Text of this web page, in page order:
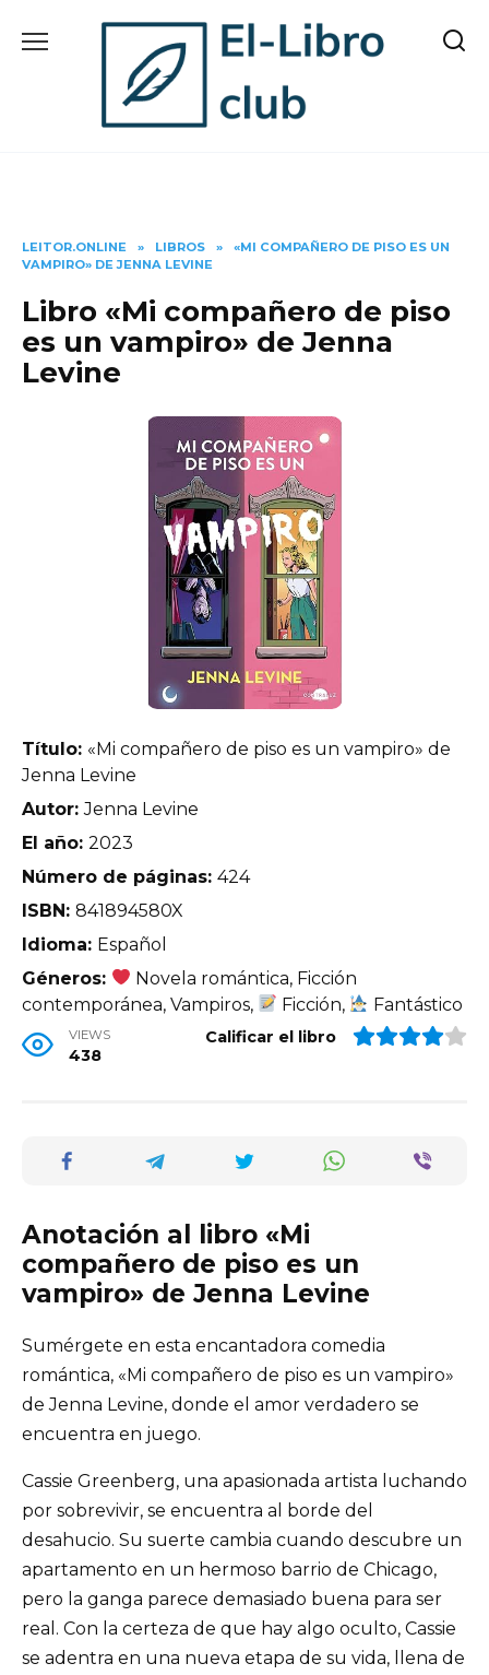
LEITOR.ONLINE » LIBROS »
«MI COMPAÑERO DE PISO ES UN
VAMPIRO» DE JENNA LEVINE
Libro «Mi compañero de piso
es un vampiro» de Jenna
Levine
Título: «Mi compañero de piso es un vampiro» de
Jenna Levine
Autor:Jenna Levine
El año: 2023
Número de páginas: 424
ISBN: 841894580X
Idioma: Español
Géneros:
Novela romántica, Ficción
contemporánea, Vampiros,
Ficción, Fantástico
VIEWS
438
Calificar el libro
Anotación al libro «Mi
compañero de piso es un
vampiro» de Jenna Levine
Sumérgete en esta encantadora comedia
romántica, «Mi compañero de piso es un vampiro»
de Jenna Levine, donde el amor verdadero se
encuentra en juego.
Cassie Greenberg, una apasionada artista luchando
por sobrevivir, se encuentra al borde del
desahucio. Su suerte cambia cuando descubre un
apartamento en un hermoso barrio de Chicago,
pero la ganga parece demasiado buena para ser
real. Con la certeza de que hay algo oculto, Cassie
se adentra en una nueva etapa de su vida, llena de